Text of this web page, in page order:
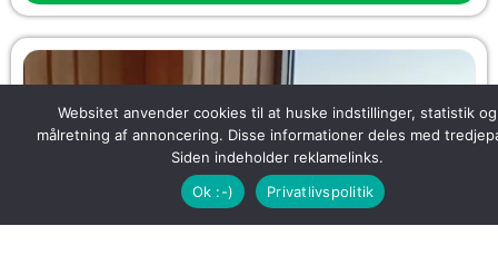
Websitet anvender cookies til at huske indstillinger, statistik og
målretning af annoncering. Disse informationer deles med
Siden indeholder reklamelinks.
Ok :-)
Privatlivspolitik